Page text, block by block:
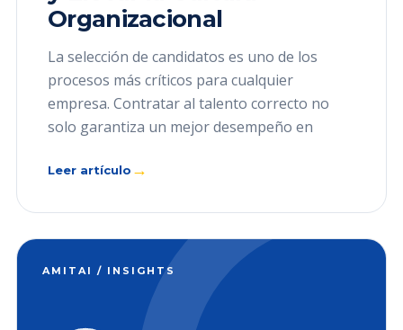
Organizacional
La selección de candidatos es uno de los
procesos más críticos para cualquier
empresa. Contratar al talento correcto no
solo garantiza un mejor desempeño en
Leer artículo →
AMITAI / INSIGHTS